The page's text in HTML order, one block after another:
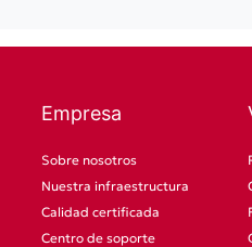
Empresa
Sobre nosotros
Nuestra infraestructura
Calidad certificada
Centro de soporte